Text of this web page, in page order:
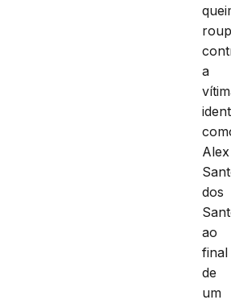
a
Alex
dos
ao
final
de
um